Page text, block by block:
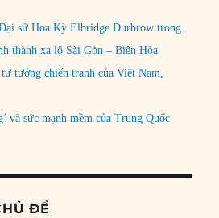
sứ Hoa Kỳ Elbridge Durbrow trong
thành xa lộ Sài Gòn – Biên Hòa
tưởng chiến tranh của Việt Nam,
và sức mạnh mềm của Trung Quốc
ĐỀ